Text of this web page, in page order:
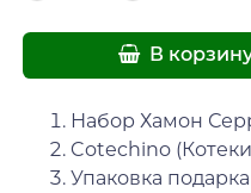
В
Набор Хамон
Cotechino
Упаковка